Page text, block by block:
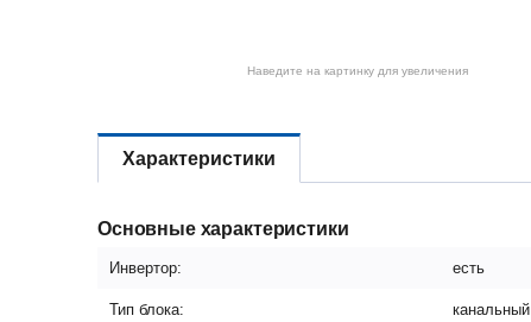
Наведите на картинку для увеличения
Характеристики
Основные характеристики
Инвертор: есть
Тип блока: канальный